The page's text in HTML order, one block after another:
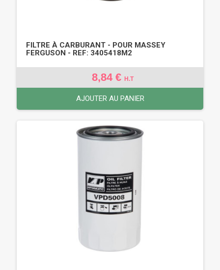
FILTRE À CARBURANT - POUR MASSEY
FERGUSON - REF: 3405418M2
8,84 € H.T
AJOUTER AU PANIER